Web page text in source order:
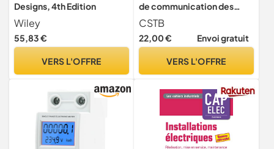
Designs, 4th Edition
Wiley
55,83 €
VERS L'OFFRE
de communication des
bâtiments d'habitation
CSTB
22,00 € Envoi gratuit
VERS L'OFFRE